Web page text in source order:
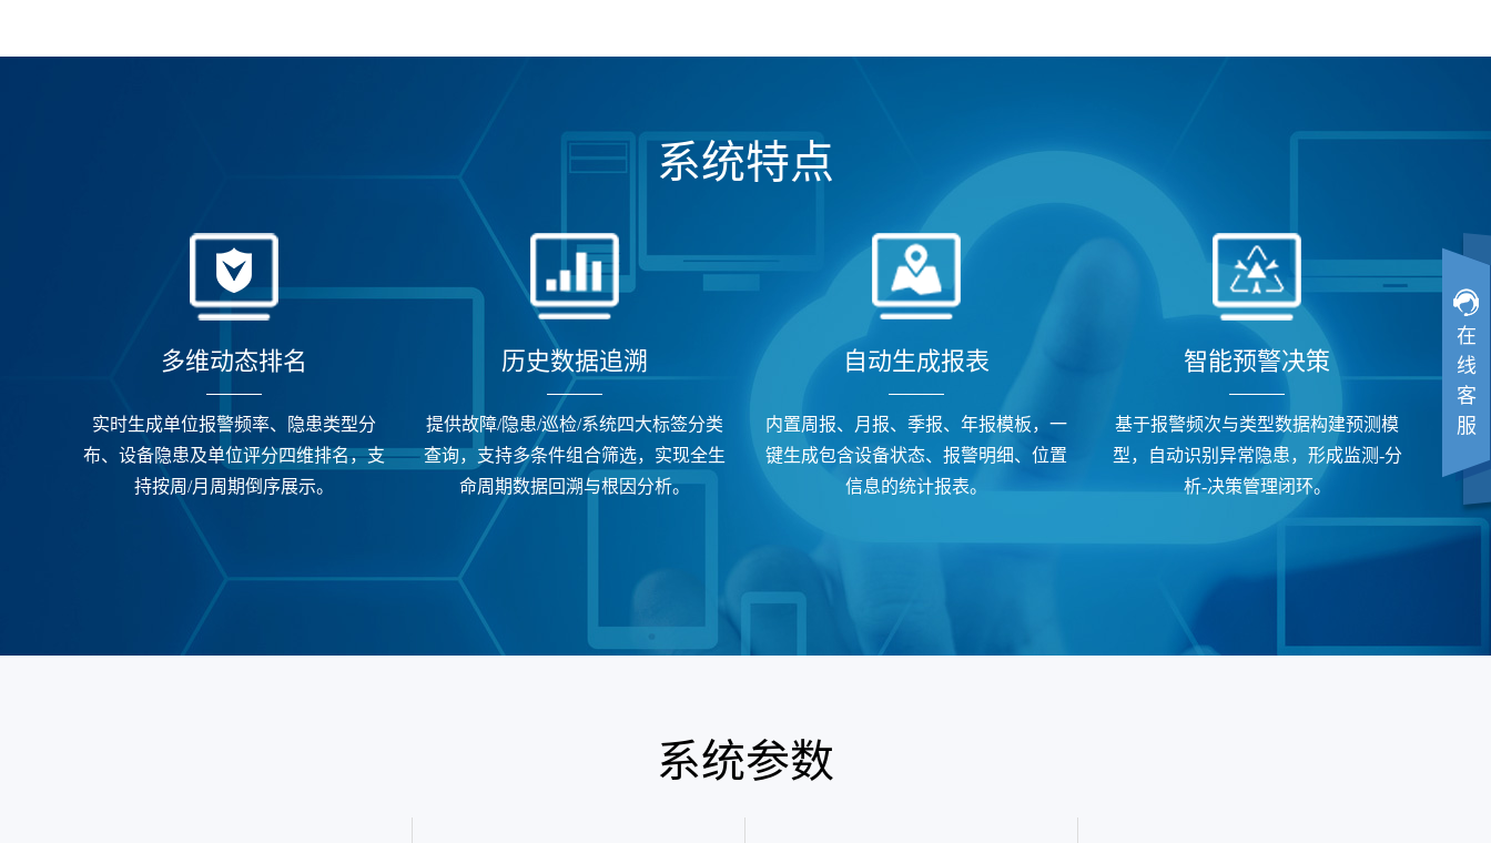
系统特点
‌多维动态排名
实时生成单位报警频率、隐患类型分
布、设备隐患及单位评分四维排名，支
持按周/月周期倒序展示。
‌历史数据追溯
提供故障/隐患/巡检/系统四大标签分类
查询，支持多条件组合筛选，实现全生
命周期数据回溯与根因分析。
自动生成‌报表
内置周报、月报、季报、年报模板，一
键生成包含设备状态、报警明细、位置
信息的统计报表。
‌智能预警决策
基于报警频次与类型数据构建预测模
型，自动识别异常隐患，形成监测-分
析-决策管理闭环。
系统参数
在
线
客
服